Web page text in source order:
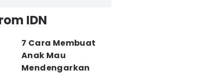
IDN
7 Cara Membuat
Anak Mau
Mendengarkan